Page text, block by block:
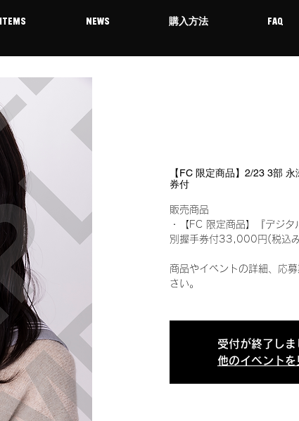
ITEMS NEWS 購入方法 FAQ
【FC 限定商品】2/23 3部
券付
販売商品
・【FC 限定商品】『デジ
別握手券付33,000円(税
商品やイベントの詳細、応
さい。
受付が終了しま
他のイベントを